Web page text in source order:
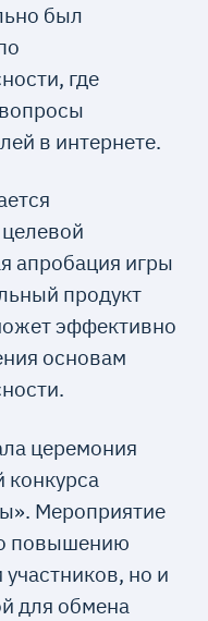
был
где
в интернете.
апробация игры
продукт
эффективно
основам
церемония
конкурса
Мероприятие
повышению
но и
для обмена